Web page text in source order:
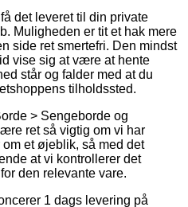
det leveret til din private
Muligheden er tit et hak mere
side ret smertefri. Den mindst
vise sig at være at hente
står og falder med at du
tilholdssted.
> Sengeborde og
ret så vigtig om vi har
et øjeblik, så med det
at vi kontrollerer det
den relevante vare.
1 dags levering på